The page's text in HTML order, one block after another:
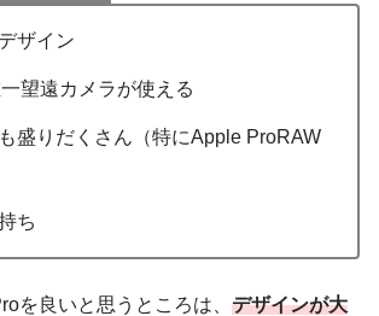
ザイン
望遠カメラが使える
盛りだくさん（特にApple ProRAW
ち
を良いと思うところは、 デザインが大